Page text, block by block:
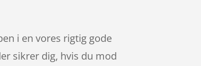
i en vores rigtig gode
sikrer dig, hvis du mod